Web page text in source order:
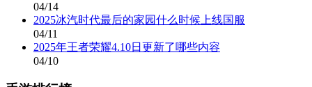
04/14
2025冰汽时代最后的家园什么时候上线国服
04/11
2025年王者荣耀4.10日更新了哪些内容
04/10